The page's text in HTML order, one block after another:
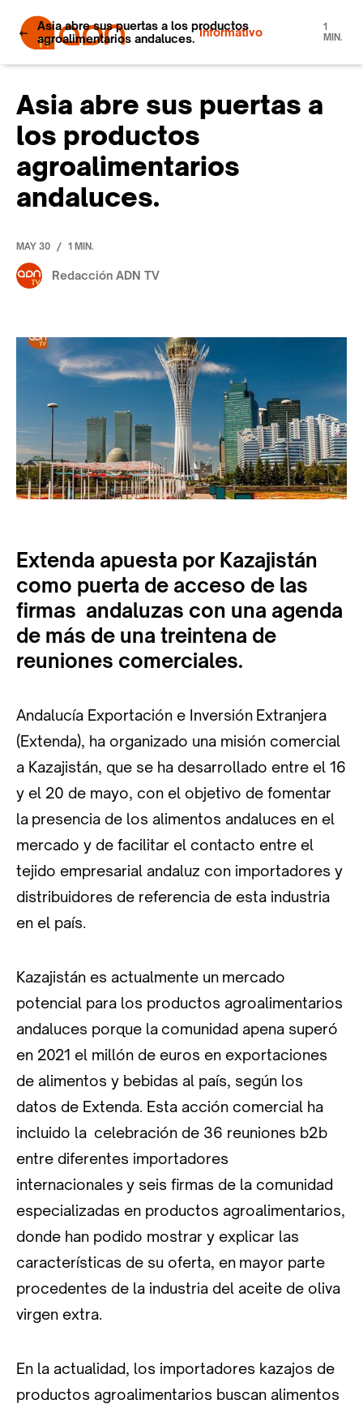
Informativo
Asia abre sus puertas a los productos
agroalimentarios andaluces.
1
MIN.
Asia abre sus puertas a
los productos
agroalimentarios
andaluces.
MAY 30 / 1 MIN.
Redacción ADN TV
Extenda apuesta por Kazajistán
como puerta de acceso de las
firmas andaluzas con una agenda
de más de una treintena de
reuniones comerciales.
Andalucía Exportación e Inversión Extranjera
(Extenda), ha organizado una misión comercial
a Kazajistán, que se ha desarrollado entre el 16
y el 20 de mayo, con el objetivo de fomentar
la presencia de los alimentos andaluces en el
mercado y de facilitar el contacto entre el
tejido empresarial andaluz con importadores y
distribuidores de referencia de esta industria
en el país.
Kazajistán es actualmente un mercado
potencial para los productos agroalimentarios
andaluces porque la comunidad apena superó
en 2021 el millón de euros en exportaciones
de alimentos y bebidas al país, según los
datos de Extenda. Esta acción comercial ha
incluido la celebración de 36 reuniones b2b
entre diferentes importadores
internacionales y seis firmas de la comunidad
especializadas en productos agroalimentarios,
donde han podido mostrar y explicar las
características de su oferta, en mayor parte
procedentes de la industria del aceite de oliva
virgen extra.
En la actualidad, los importadores kazajos de
productos agroalimentarios buscan alimentos